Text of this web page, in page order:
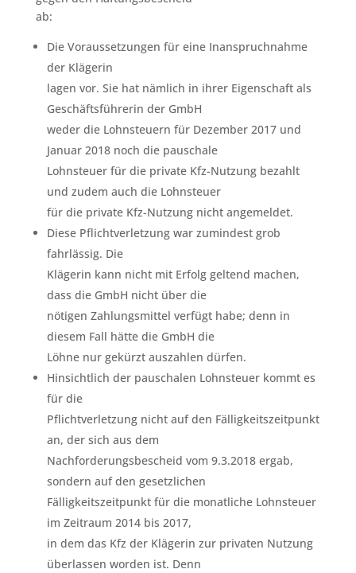
ab:
Die Voraussetzungen für eine Inanspruchnahme
der Klägerin
lagen vor. Sie hat nämlich in ihrer Eigenschaft als
Geschäftsführerin der GmbH
weder die Lohnsteuern für Dezember 2017 und
Januar 2018 noch die pauschale
Lohnsteuer für die private Kfz-Nutzung bezahlt
und zudem auch die Lohnsteuer
für die private Kfz-Nutzung nicht angemeldet.
Diese Pflichtverletzung war zumindest grob
fahrlässig. Die
Klägerin kann nicht mit Erfolg geltend machen,
dass die GmbH nicht über die
nötigen Zahlungsmittel verfügt habe; denn in
diesem Fall hätte die GmbH die
Löhne nur gekürzt auszahlen dürfen.
Hinsichtlich der pauschalen Lohnsteuer kommt es
für die
Pflichtverletzung nicht auf den Fälligkeitszeitpunkt
an, der sich aus dem
Nachforderungsbescheid vom 9.3.2018 ergab,
sondern auf den gesetzlichen
Fälligkeitszeitpunkt für die monatliche Lohnsteuer
im Zeitraum 2014 bis 2017,
in dem das Kfz der Klägerin zur privaten Nutzung
überlassen worden ist. Denn